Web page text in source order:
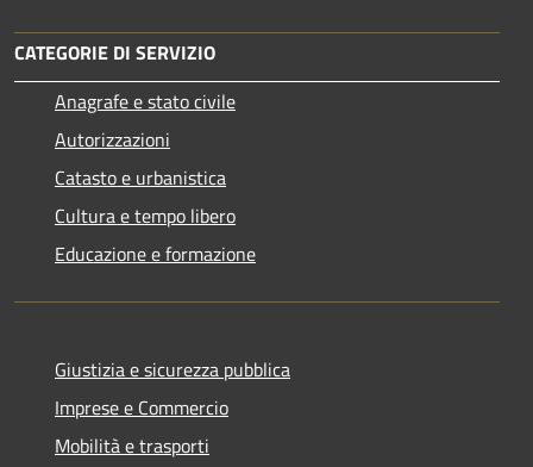
CATEGORIE DI SERVIZIO
Anagrafe e stato civile
Autorizzazioni
Catasto e urbanistica
Cultura e tempo libero
Educazione e formazione
Giustizia e sicurezza pubblica
Imprese e Commercio
Mobilità e trasporti